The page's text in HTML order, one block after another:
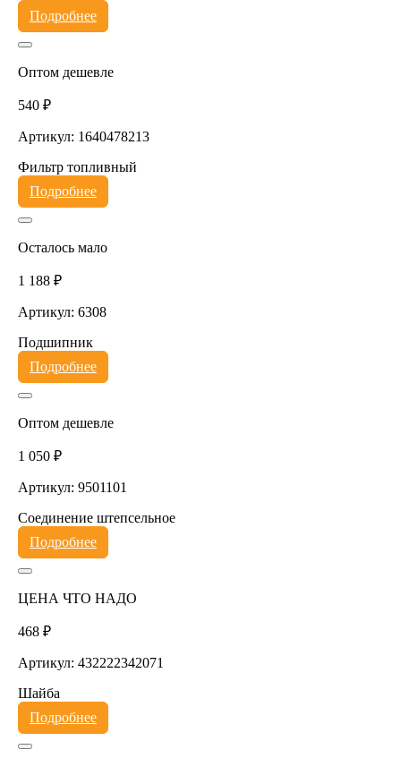
Подробнее
Оптом дешевле
540 ₽
Артикул: 1640478213
Фильтр топливный
Подробнее
Осталось мало
1 188 ₽
Артикул: 6308
Подшипник
Подробнее
Оптом дешевле
1 050 ₽
Артикул: 9501101
Соединение штепсельное
Подробнее
ЦЕНА ЧТО НАДО
468 ₽
Артикул: 432222342071
Шайба
Подробнее